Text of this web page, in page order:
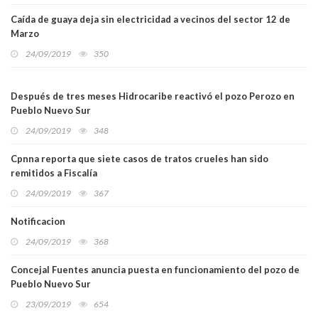
Caída de guaya deja sin electricidad a vecinos del sector 12 de
Marzo
24/09/2019 350
Después de tres meses Hidrocaribe reactivó el pozo Perozo en
Pueblo Nuevo Sur
24/09/2019 348
Cpnna reporta que siete casos de tratos crueles han sido
remitidos a Fiscalía
24/09/2019 367
Notificacion
24/09/2019 368
Concejal Fuentes anuncia puesta en funcionamiento del pozo de
Pueblo Nuevo Sur
23/09/2019 654